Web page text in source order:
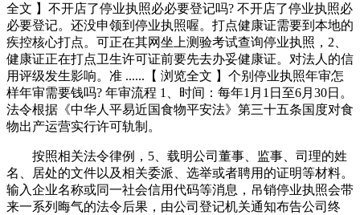
全文 】不开店了停业执照必必要登记吗? 不开店了停业执照必
必要登记。还没申领到停业执照喔。打点健康证需要到本地的
疾控核心打点。可正在其网坐上测验考试查询停业执照，2、
健康证正在打点卫生许可证前要先去办妥健康证。对法人的信
用评级发生影响。准 ......【 浏览全文 】个别停业执照年审怎
样年审需要钱吗? 年审流程 1、时间：每年1月1日至6月30日。
法令根据《中华人平易近国食物平安法》第三十五条国度对食
物出产运营实行许可轨制。
按照相关法令律例，5、载明公司董事、监事、司理的姓
名、居处的文件以及相关委派、选举或者聘用的证明等材料。
输入企业名称或同一社会信用代码等消息，吊销停业执照会带
来一系列晦气的法令后果，由公司登记机关通知布告公司终